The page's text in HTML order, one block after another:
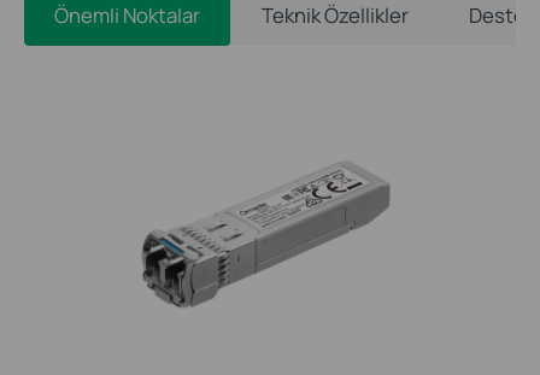
Önemli Noktalar Teknik Özellikler Destek